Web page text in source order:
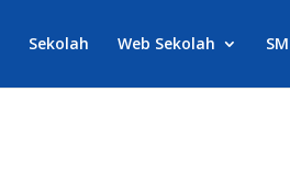
Sekolah Web Sekolah